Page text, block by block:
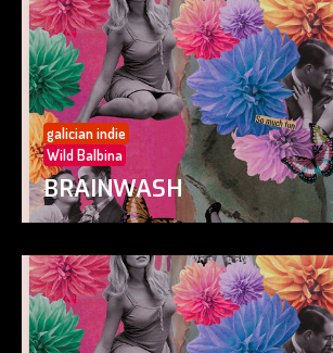
galician indie
Wild Balbina
BRAINWASH